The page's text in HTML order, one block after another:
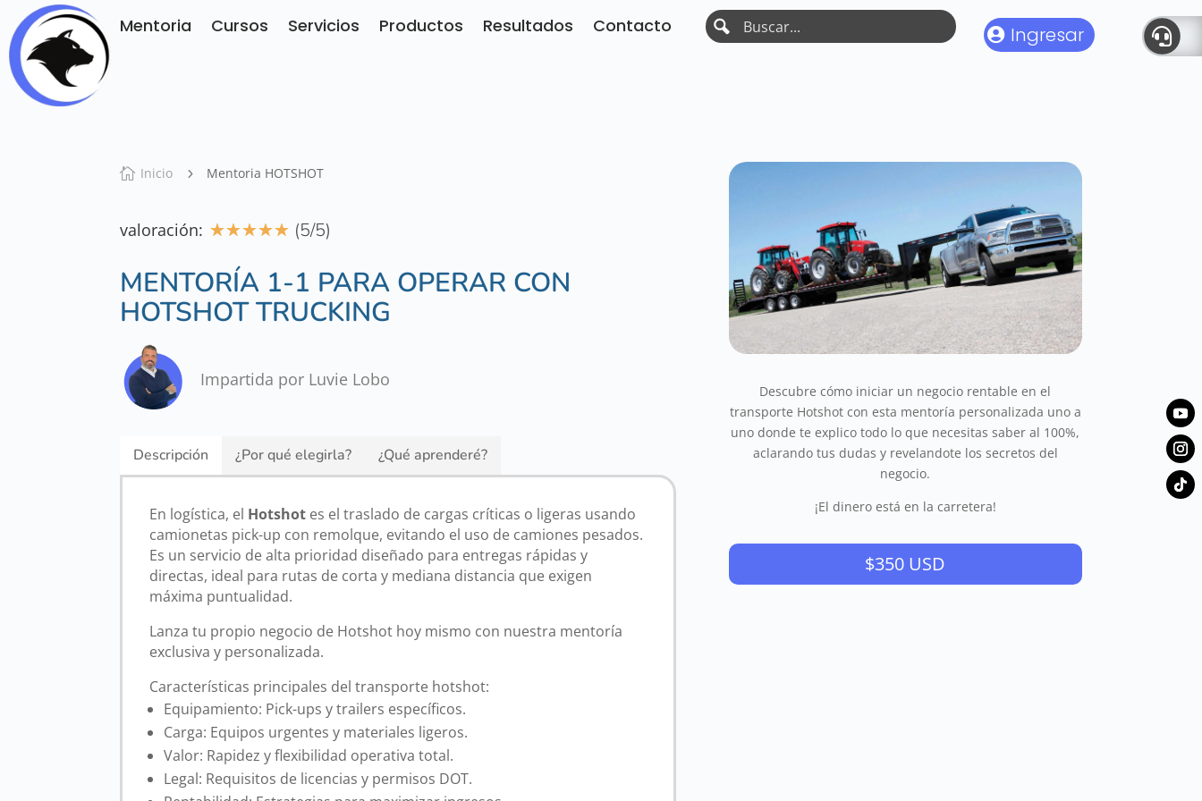
Mentoria Cursos Servicios Productos Resultados Contacto Ingresar 
 Inicio 5 Mentoria HOTSHOT
valoración: ☆☆☆☆☆ (5/5)
MENTORÍA 1-1 PARA OPERAR CON
HOTSHOT TRUCKING
Impartida por Luvie Lobo
Descripción ¿Por qué elegirla? ¿Qué aprenderé?
En logística, el Hotshot es el traslado de cargas críticas o ligeras usando
camionetas pick-up con remolque, evitando el uso de camiones pesados.
Es un servicio de alta prioridad diseñado para entregas rápidas y
directas, ideal para rutas de corta y mediana distancia que exigen
máxima puntualidad.
Lanza tu propio negocio de Hotshot hoy mismo con nuestra mentoría
exclusiva y personalizada.
Características principales del transporte hotshot:
Equipamiento: Pick-ups y trailers específicos.
Carga: Equipos urgentes y materiales ligeros.
Valor: Rapidez y flexibilidad operativa total.
Legal: Requisitos de licencias y permisos DOT.
Descubre cómo iniciar un negocio rentable en el
transporte Hotshot con esta mentoría personalizada uno a
uno donde te explico todo lo que necesitas saber al 100%,
aclarando tus dudas y revelandote los secretos del
negocio.
¡El dinero está en la carretera!
$350 USD